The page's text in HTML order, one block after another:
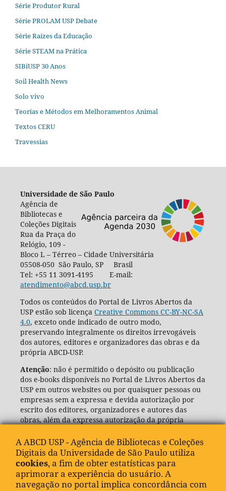
Série Produtor Rural
Série PROLAM USP Debate
Série Raízes da Educação
Série STEAM na Prática
SIBiUSP 30 Anos
Soil Health News
Solo vivo
Teorias e Métodos em Melhoramentos Animal
Textos CERU
Travessias
Universidade de São Paulo
Agência de
Bibliotecas e
Coleções Digitais
Rua da Praça do
Relógio, 109 -
Bloco L – Térreo – Cidade Universitária
05508-050 São Paulo, SP Brasil
Tel: +55 11 3091-4195 E-mail:
atendimento@abcd.usp.br
Todos os conteúdos do Portal de Livros Abertos da
USP estão sob licença Creative Commons CC-BY-NC-SA
4.0, exceto onde indicado de outro modo,
preservando integralmente os direitos irrevogáveis
dos autores, editores e organizadores das obras e da
própria ABCD-USP.
Atenção: não é permitido o depósito ou publicação
dos e-books disponíveis no Portal de Livros Abertos da
USP em outros websites ou por quaisquer pessoas ou
empresas sem a expressa e devida autorização por
escrito dos editores, organizadores e autores das
obras, além da expressa autorização da própria
(ABCD-USP).
A ABCD USP - Agência de Bibliotecas e Coleções
Digitais da Universidade de São Paulo utiliza
cookies, a fim de obter estatísticas para
aprimorar a experiência do usuário. A
navegação no portal implica concordância com